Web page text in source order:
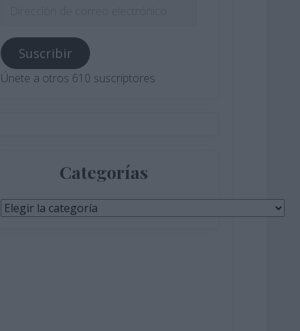
correo
electrónico
Suscribir
Únete a otros 610 suscriptores
Categorías
Categorías